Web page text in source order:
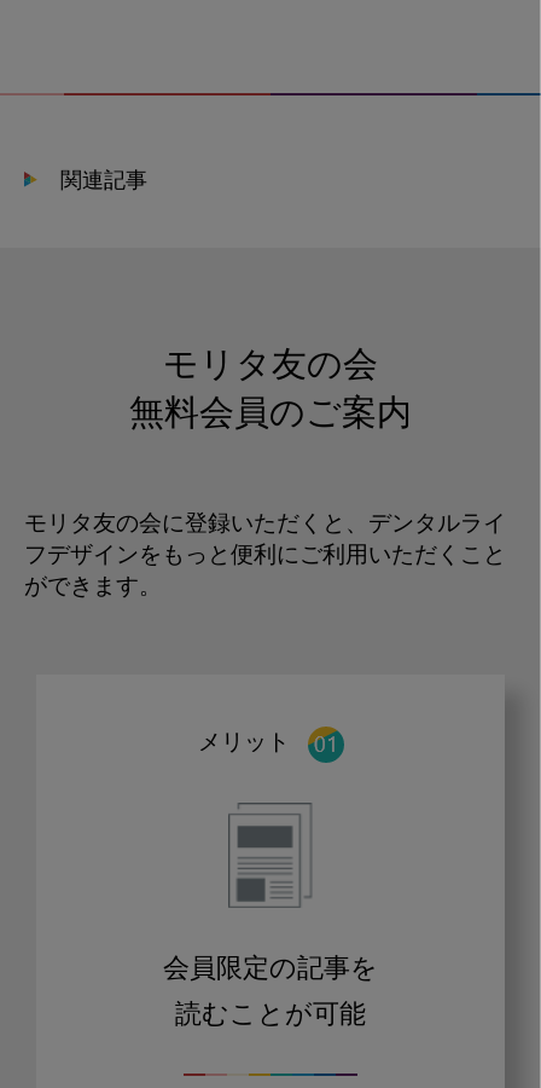
関連記事
モリタ友の会
無料会員のご案内
モリタ友の会に登録いただくと、デンタルライ
フデザインをもっと便利にご利用いただくこと
ができます。
メリット
会員限定の記事を
読むことが可能